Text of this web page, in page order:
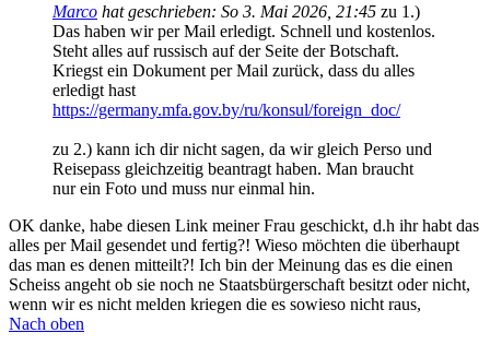
Marco hat geschrieben: So 3. Mai 2026, 21:45 zu 1.)
Das haben wir per Mail erledigt. Schnell und kostenlos.
Steht alles auf russisch auf der Seite der Botschaft.
Kriegst ein Dokument per Mail zurück, dass du alles
erledigt hast
https://germany.mfa.gov.by/ru/konsul/foreign_doc/
zu 2.) kann ich dir nicht sagen, da wir gleich Perso und
Reisepass gleichzeitig beantragt haben. Man braucht
nur ein Foto und muss nur einmal hin.
OK danke, habe diesen Link meiner Frau geschickt, d.h ihr habt das
alles per Mail gesendet und fertig?! Wieso möchten die überhaupt
das man es denen mitteilt?! Ich bin der Meinung das es die einen
Scheiss angeht ob sie noch ne Staatsbürgerschaft besitzt oder nicht,
wenn wir es nicht melden kriegen die es sowieso nicht raus,
Nach oben